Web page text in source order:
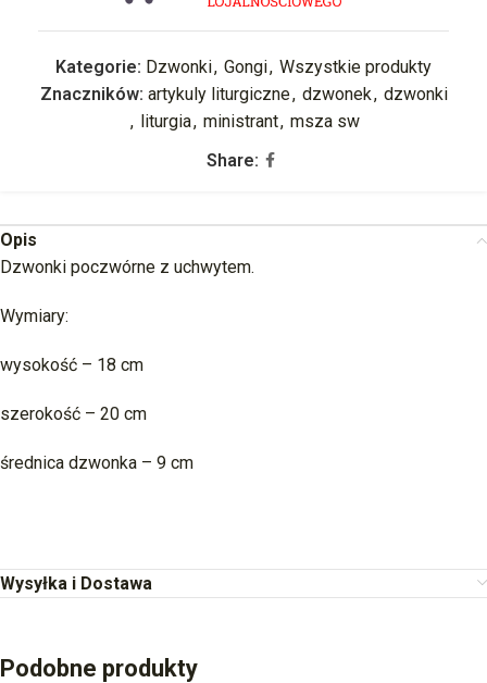
Kategorie: Dzwonki, Gongi, Wszystkie produkty
Znaczników: artykuly liturgiczne, dzwonek, dzwonki
, liturgia, ministrant, msza sw
Share:
Opis
Dzwonki poczwórne z uchwytem.
Wymiary:
wysokość – 18 cm
szerokość – 20 cm
średnica dzwonka – 9 cm
Wysyłka i Dostawa
Podobne produkty